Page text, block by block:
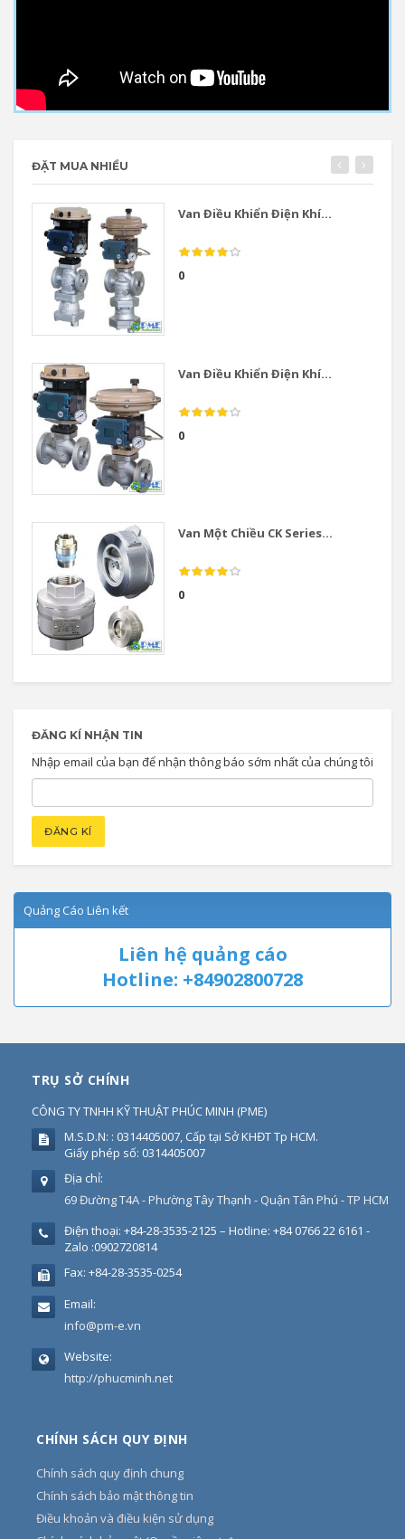
ĐẶT MUA NHIỀU
Van Điều Khiển Điện Khí...
0
Van Điều Khiển Điện Khí...
0
Van Một Chiều CK Series...
0
ĐĂNG KÍ NHẬN TIN
Nhập email của bạn để nhận thông báo sớm nhất của chúng tôi
Quảng Cáo Liên kết
Liên hệ quảng cáo
Hotline: +84902800728
TRỤ SỞ CHÍNH
CÔNG TY TNHH KỸ THUẬT PHÚC MINH (PME)
M.S.D.N: : 0314405007, Cấp tại Sở KHĐT Tp HCM.
Giấy phép số: 0314405007
Địa chỉ:
69 Đường T4A - Phường Tây Thạnh - Quận Tân Phú - TP HCM
Điện thoại: +84-28-3535-2125 – Hotline: +84 0766 22 6161 -
Zalo :0902720814
Fax: +84-28-3535-0254
Email:
info@pm-e.vn
Website:
http://phucminh.net
CHÍNH SÁCH QUY ĐỊNH
Chính sách quy định chung
Chính sách bảo mật thông tin
Điều khoản và điều kiện sử dụng